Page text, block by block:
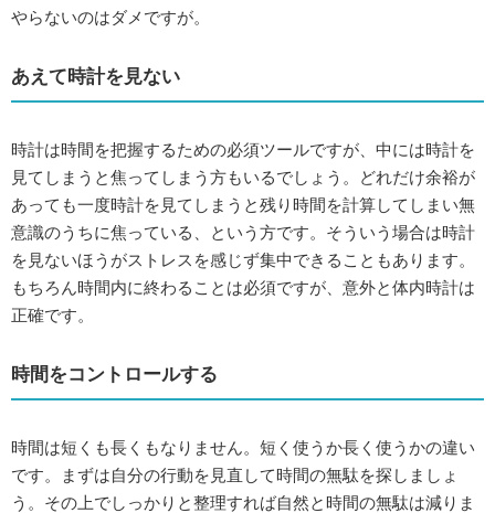
やらないのはダメですが。
あえて時計を見ない
時計は時間を把握するための必須ツールですが、中には時計を
見てしまうと焦ってしまう方もいるでしょう。どれだけ余裕が
あっても一度時計を見てしまうと残り時間を計算してしまい無
意識のうちに焦っている、という方です。そういう場合は時計
を見ないほうがストレスを感じず集中できることもあります。
もちろん時間内に終わることは必須ですが、意外と体内時計は
正確です。
時間をコントロールする
時間は短くも長くもなりません。短く使うか長く使うかの違い
です。まずは自分の行動を見直して時間の無駄を探しましょ
う。その上でしっかりと整理すれば自然と時間の無駄は減りま